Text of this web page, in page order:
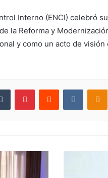
Interno (ENCI) celebró
la Reforma y
y como un acto de
Tumblr PinterestReddit